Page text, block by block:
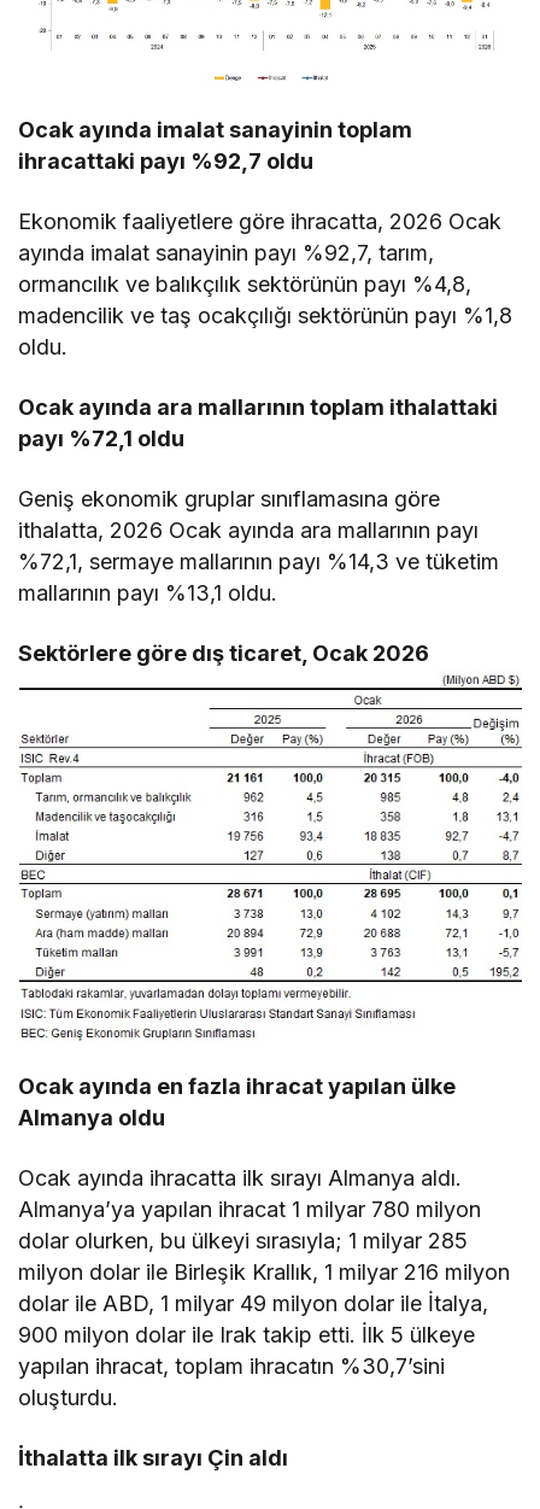
Ocak ayında imalat sanayinin toplam
ihracattaki payı %92,7 oldu
Ekonomik faaliyetlere göre ihracatta, 2026 Ocak
ayında imalat sanayinin payı %92,7, tarım,
ormancılık ve balıkçılık sektörünün payı %4,8,
madencilik ve taş ocakçılığı sektörünün payı %1,8
oldu.
Ocak ayında ara mallarının toplam ithalattaki
payı %72,1 oldu
Geniş ekonomik gruplar sınıflamasına göre
ithalatta, 2026 Ocak ayında ara mallarının payı
%72,1, sermaye mallarının payı %14,3 ve tüketim
mallarının payı %13,1 oldu.
Sektörlere göre dış ticaret, Ocak 2026
Ocak ayında en fazla ihracat yapılan ülke
Almanya oldu
Ocak ayında ihracatta ilk sırayı Almanya aldı.
Almanya’ya yapılan ihracat 1 milyar 780 milyon
dolar olurken, bu ülkeyi sırasıyla; 1 milyar 285
milyon dolar ile Birleşik Krallık, 1 milyar 216 milyon
dolar ile ABD, 1 milyar 49 milyon dolar ile İtalya,
900 milyon dolar ile Irak takip etti. İlk 5 ülkeye
yapılan ihracat, toplam ihracatın %30,7’sini
oluşturdu.
İthalatta ilk sırayı Çin aldı